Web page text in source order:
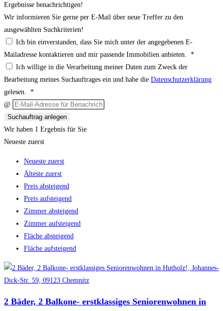
Ergebnisse benachrichtigen!
Wir informieren Sie gerne per E-Mail über neue Treffer zu den
ausgewählten Suchkriterien!
Ich bin einverstanden, dass Sie mich unter der angegebenen E-
Mailadresse kontaktieren und mir passende Immobilien anbieten. *
Ich willige in die Verarbeitung meiner Daten zum Zweck der
Bearbeitung meines Suchauftrages ein und habe die Datenschutzerklärung
gelesen. *
@
Suchauftrag anlegen
Wir haben 1 Ergebnis für Sie
Neueste zuerst
Neueste zuerst
Älteste zuerst
Preis absteigend
Preis aufsteigend
Zimmer absteigend
Zimmer aufsteigend
Fläche absteigend
Fläche aufsteigend
2 Bäder, 2 Balkone- erstklassiges Seniorenwohnen in